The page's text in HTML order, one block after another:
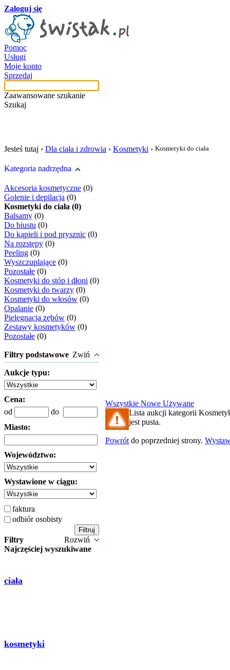
Zaloguj się
Pomoc
Usługi
Moje konto
Sprzedaj
Zaawansowane szukanie
Szukaj
Jesteś tutaj › Dla ciała i zdrowia › Kosmetyki › Kosmetyki do ciała
Kategoria nadrzędna
Akcesoria kosmetyczne (0)
Golenie i depilacja (0)
Kosmetyki do ciała (0)
Balsamy (0)
Do biustu (0)
Do kąpieli i pod prysznic (0)
Na rozstępy (0)
Peeling (0)
Wyszczuplające (0)
Pozostałe (0)
Kosmetyki do stóp i dłoni (0)
Kosmetyki do twarzy (0)
Kosmetyki do włosów (0)
Opalanie (0)
Pielęgnacja zębów (0)
Zestawy kosmetyków (0)
Pozostałe (0)
Filtry podstawowe Zwiń
Aukcje typu:
Cena:
od
do
Miasto:
Województwo:
Wystawione w ciągu:
faktura
odbiór osobisty
Filtry
Rozwiń
Najczęściej wyszukiwane
ciała
kosmetyki
Wszystkie Nowe Używane
Lista aukcji kategorii
jest pusta.
Powrót do poprzedniej strony.